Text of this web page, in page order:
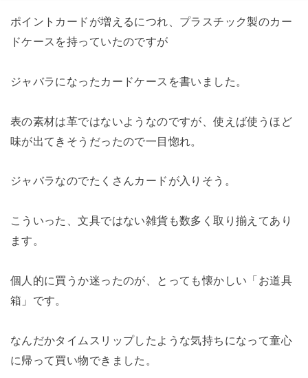
ポイントカードが増えるにつれ、プラスチック製のカー
ドケースを持っていたのですが
ジャバラになったカードケースを書いました。
表の素材は革ではないようなのですが、使えば使うほど
味が出てきそうだったので一目惚れ。
ジャバラなのでたくさんカードが入りそう。
こういった、文具ではない雑貨も数多く取り揃えてあり
ます。
個人的に買うか迷ったのが、とっても懐かしい「お道具
箱」です。
なんだかタイムスリップしたような気持ちになって童心
に帰って買い物できました。